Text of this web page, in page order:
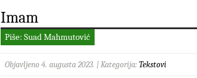
Imam
Piše: Suad Mahmutović
Objavljeno 4. augusta 2023. | Kategorija: Tekstovi